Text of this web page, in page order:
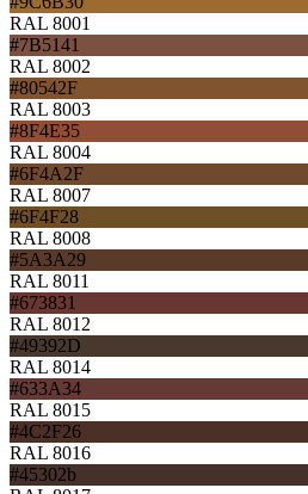
RAL 8001
#7B5141
RAL 8002
#80542F
RAL 8003
#8F4E35
RAL 8004
#6F4A2F
RAL 8007
#6F4F28
RAL 8008
#5A3A29
RAL 8011
#673831
RAL 8012
#49392D
RAL 8014
#633A34
RAL 8015
#4C2F26
RAL 8016
#45302b